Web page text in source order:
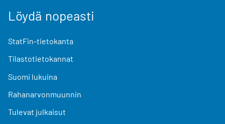
Löydä nopeasti
StatFin-tietokanta
Tilastotietokannat
Suomi lukuina
Rahanarvonmuunnin
Tulevat julkaisut